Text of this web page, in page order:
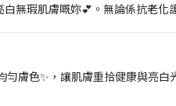
無瑕肌膚嘅妳💕。無論係抗老化
膚色✨，讓肌膚重拾健康與亮